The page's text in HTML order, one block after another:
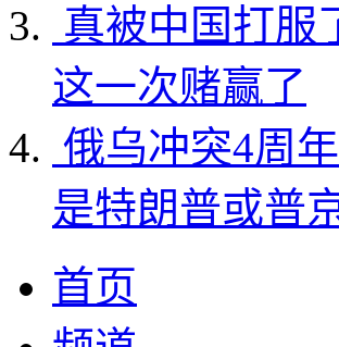
真被中国打服
这一次赌赢了
俄乌冲突4周
是特朗普或普
首页